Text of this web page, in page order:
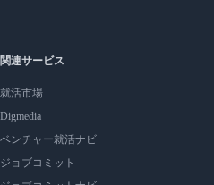
関連サービス
就活市場
Digmedia
ベンチャー就活ナビ
ジョブコミット